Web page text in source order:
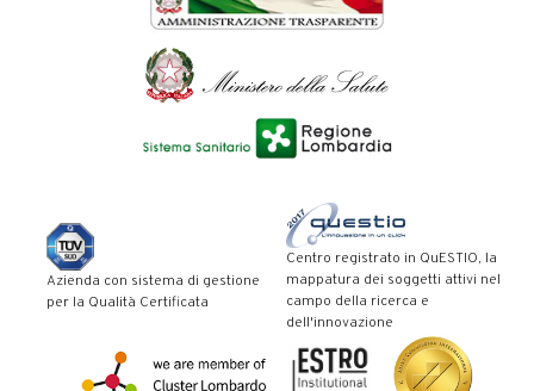
Azienda con sistema di gestione
per la Qualità Certificata
Centro registrato in QuESTIO, la
mappatura dei soggetti attivi nel
campo della ricerca e
dell'innovazione